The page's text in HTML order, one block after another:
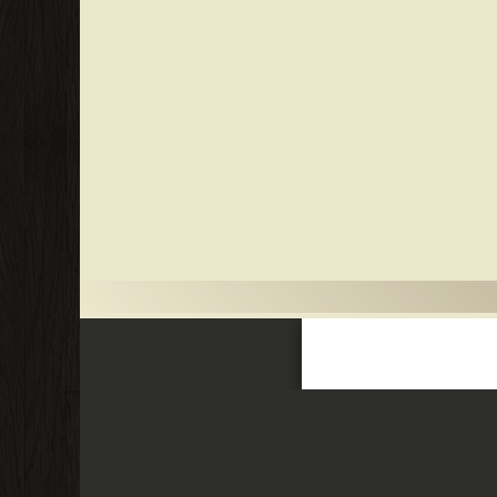
المعاصرة للمرأة المسلمة. دعائم السلوك الأمثل من الكتاب
والسنة. التراث المنقول ومناهج النظر فيه.. التفسير بالمأثور أنموذجاً. مناهج المفسرين بين الأثر والتجديد.. عرض ونقد. وفاته توفي فجر يوم السبت 17 ربيع الآخر 1441هـ/14 كانون الأول 2019 م، في